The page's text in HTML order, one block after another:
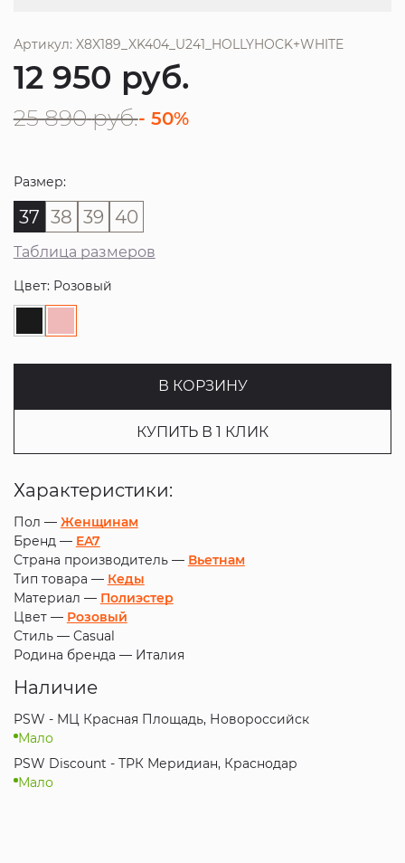
Артикул: X8X189_XK404_U241_HOLLYHOCK+WHITE
12 950 руб.
25 890 руб.- 50%
Размер:
37 38 39 40
Таблица размеров
Цвет: Розовый
В КОРЗИНУ
КУПИТЬ В 1 КЛИК
Характеристики:
Пол — Женщинам
Бренд — EA7
Страна производитель — Вьетнам
Тип товара — Кеды
Материал — Полиэстер
Цвет — Розовый
Стиль — Casual
Родина бренда — Италия
Наличие
PSW - МЦ Красная Площадь, Новороссийск
Мало
PSW Discount - ТРК Меридиан, Краснодар
Мало